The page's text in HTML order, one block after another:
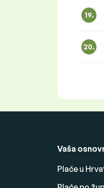
19.
20.
Vaša
Plaće u